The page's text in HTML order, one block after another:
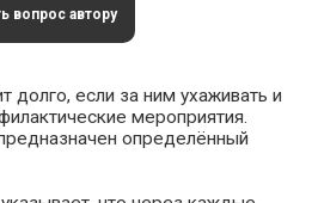
вопрос автору
долго, если за ним ухаживать и
мероприятия.
определённый